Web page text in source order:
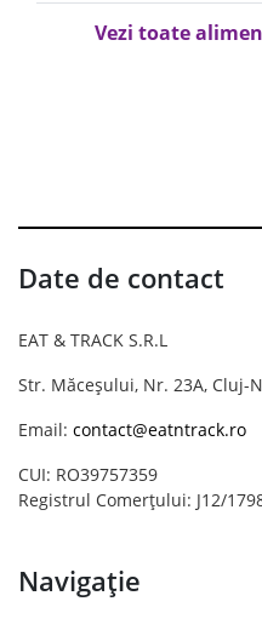
Vezi toate
Date de contact
EAT & TRACK S.R.L
Str. Măceșului, Nr. 23A, Cluj-
Email: contact@eatntrack.ro
CUI: RO39757359
Registrul Comerțului: J12/
Navigație